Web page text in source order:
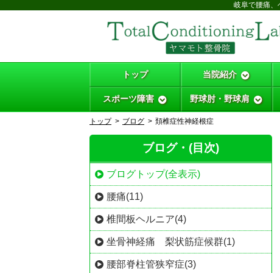
岐阜で腰痛、
トップ 当院紹介
スポーツ障害 野球肘・野球肩
トップ ブログ 頚椎症性神経根症
ブログ・(目次)
ブログトップ(全表示)
腰痛(11)
椎間板ヘルニア(4)
坐骨神経痛 梨状筋症候群(1)
腰部脊柱管狭窄症(3)